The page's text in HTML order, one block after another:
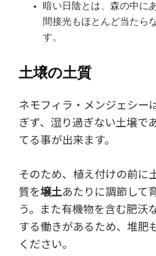
暗い日陰とは、森の中に
間接光もほとんど当たら
す。
土壌の土質
ネモフィラ・メンジェシー
ぎず、湿り過ぎない土壌で
てる事が出来ます。
そのため、植え付けの前に
質を壌土あたりに調節して
う。また有機物を含む肥沃
する働きがあるため、堆肥
ください。